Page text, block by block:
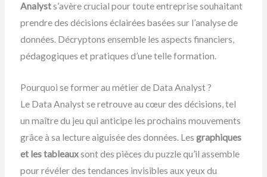
Analysts’avère crucial pour toute entreprise souhaitant
prendre des décisions éclairées basées sur l’analyse de
données. Décryptons ensemble les aspects financiers,
pédagogiques et pratiques d’une telle formation.
Pourquoi se former au métier de Data Analyst ?
Le Data Analyst se retrouve au cœur des décisions, tel
un maître du jeu qui anticipe les prochains mouvements
grâce à sa lecture aiguisée des données. Les graphiques
et les tableauxsont des pièces du puzzle qu’il assemble
pour révéler des tendances invisibles aux yeux du